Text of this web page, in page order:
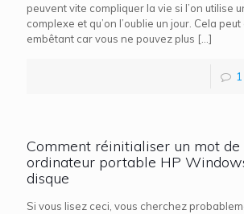
peuvent vite compliquer la vie si l’on utilise
complexe et qu’on l’oublie un jour. Cela
embêtant car vous ne pouvez plus […]
1
Comment réinitialiser un mot de
ordinateur portable HP
disque
Si vous lisez ceci, vous cherchez